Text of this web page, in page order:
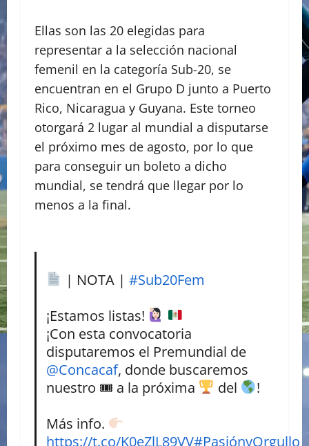
Ellas son las 20 elegidas para
representar a la selección nacional
femenil en la categoría Sub-20, se
encuentran en el Grupo D junto a Puerto
Rico, Nicaragua y Guyana. Este torneo
otorgará 2 lugar al mundial a disputarse
el próximo mes de agosto, por lo que
para conseguir un boleto a dicho
mundial, se tendrá que llegar por lo
menos a la final.
| NOTA | #Sub20Fem
¡Estamos listas!
¡Con esta convocatoria
disputaremos el Premundial de
@Concacaf, donde buscaremos
nuestro 🎟 a la próxima
del
!
Más info.
https://t.co/K0eZlL89VV#PasiónyOrgullo